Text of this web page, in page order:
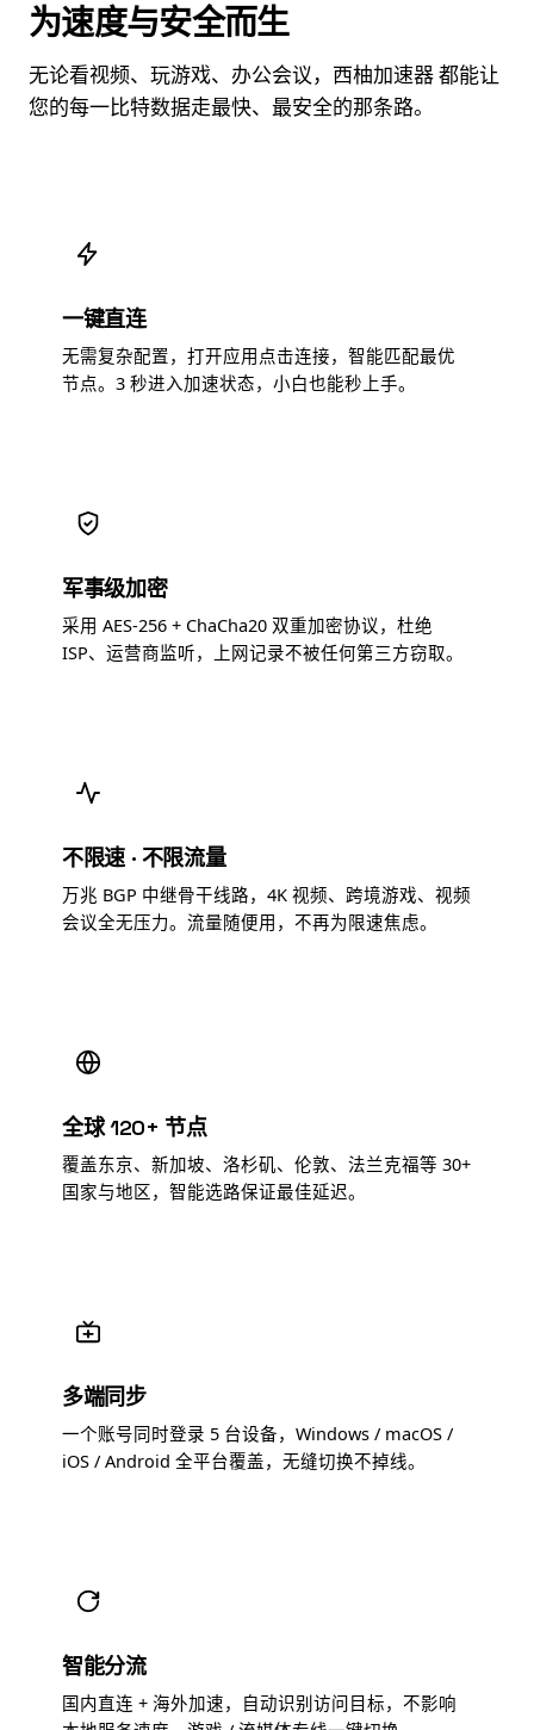
为速度与安全而生
无论看视频、玩游戏、办公会议，西柚加速器 都能让
您的每一比特数据走最快、最安全的那条路。
一键直连
无需复杂配置，打开应用点击连接，智能匹配最优
节点。3 秒进入加速状态，小白也能秒上手。
军事级加密
采用 AES-256 + ChaCha20 双重加密协议，杜绝
ISP、运营商监听，上网记录不被任何第三方窃取。
不限速 · 不限流量
万兆 BGP 中继骨干线路，4K 视频、跨境游戏、视频
会议全无压力。流量随便用，不再为限速焦虑。
全球 120+ 节点
覆盖东京、新加坡、洛杉矶、伦敦、法兰克福等 30+
国家与地区，智能选路保证最佳延迟。
多端同步
一个账号同时登录 5 台设备，Windows / macOS /
iOS / Android 全平台覆盖，无缝切换不掉线。
智能分流
国内直连 + 海外加速，自动识别访问目标，不影响